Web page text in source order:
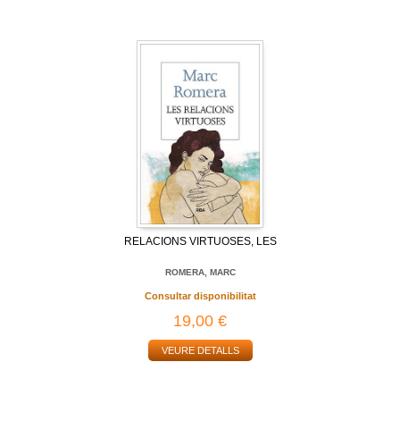
RELACIONS VIRTUOSES, LES
ROMERA, MARC
Consultar disponibilitat
19,00 €
VEURE DETALLS